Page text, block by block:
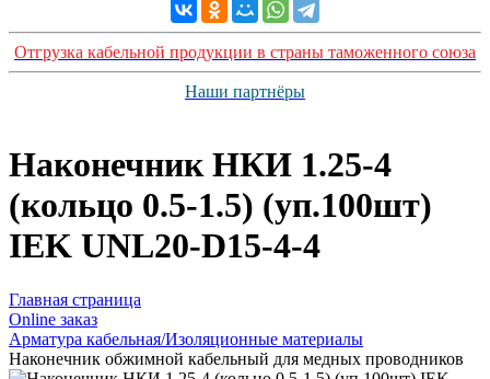
Отгрузка кабельной продукции в страны таможенного союза
Наши партнёры
Наконечник НКИ 1.25-4
(кольцо 0.5-1.5) (уп.100шт)
IEK UNL20-D15-4-4
Главная страница
Оnline заказ
Арматура кабельная/Изоляционные материалы
Наконечник обжимной кабельный для медных проводников